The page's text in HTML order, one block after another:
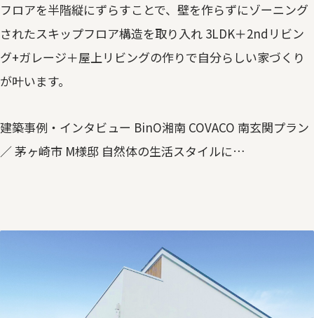
フロアを半階縦にずらすことで、壁を作らずにゾーニング
されたスキップフロア構造を取り入れ 3LDK＋2ndリビン
グ+ガレージ＋屋上リビングの作りで自分らしい家づくり
が叶います。
建築事例・インタビュー BinO湘南 COVACO 南玄関プラン
／ 茅ヶ崎市 M様邸 自然体の生活スタイルに…